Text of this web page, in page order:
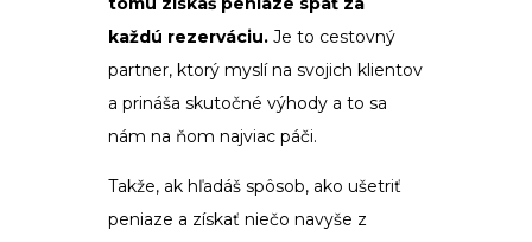
každú rezerváciu. Je to cestovný
partner, ktorý myslí na svojich klientov
a prináša skutočné výhody a to sa
nám na ňom najviac páči.
Takže, ak hľadáš spôsob, ako ušetriť
peniaze a získať niečo navyše z